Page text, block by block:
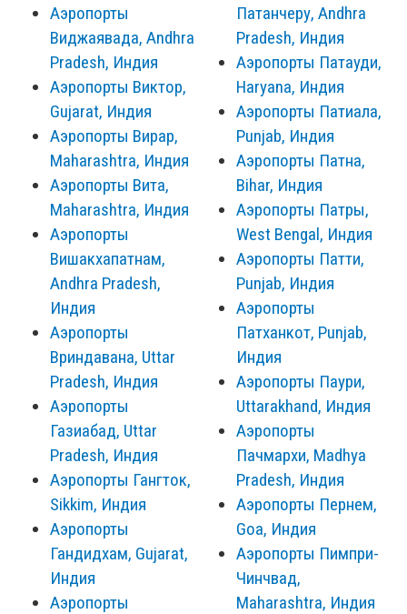
Аэропорты
Виджаявада, Andhra
Pradesh, Индия
Аэропорты Виктор,
Gujarat, Индия
Аэропорты Вирар,
Maharashtra, Индия
Аэропорты Вита,
Maharashtra, Индия
Аэропорты
Вишакхапатнам,
Andhra Pradesh,
Индия
Аэропорты
Вриндавана, Uttar
Pradesh, Индия
Аэропорты
Газиабад, Uttar
Pradesh, Индия
Аэропорты Гангток,
Sikkim, Индия
Аэропорты
Гандидхам, Gujarat,
Индия
Аэропорты
Патанчеру, Andhra
Pradesh, Индия
Аэропорты Патауди,
Haryana, Индия
Аэропорты Патиала,
Punjab, Индия
Аэропорты Патна,
Bihar, Индия
Аэропорты Патры,
West Bengal, Индия
Аэропорты Патти,
Punjab, Индия
Аэропорты
Патханкот, Punjab,
Индия
Аэропорты Паури,
Uttarakhand, Индия
Аэропорты
Пачмархи, Madhya
Pradesh, Индия
Аэропорты Пернем,
Goa, Индия
Аэропорты Пимпри-
Чинчвад,
Maharashtra, Индия